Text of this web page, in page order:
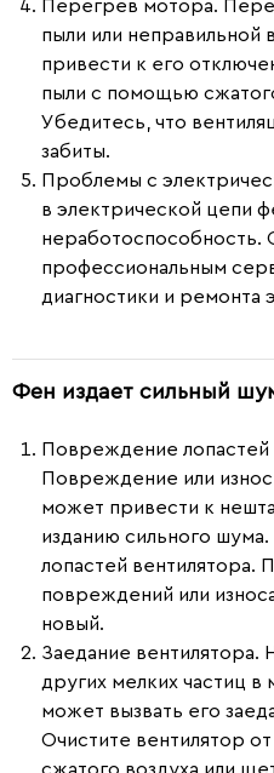
Перегрев мотора.
пыли или неправильной
привести к его
пыли с помощью
Убедитесь, что
забиты.
Проблемы с
в электрической цепи
неработоспособность.
профессиональным
диагностики и ремонта
Фен издает сильный
Повреждение лопастей
Повреждение или износ
может привести к
изданию сильного
лопастей вентилятора.
повреждений или
новый.
Заедание вентилятора.
других мелких частиц в
может вызвать его
Очистите вентилятор